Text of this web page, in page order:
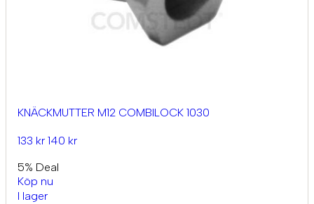
KNÄCKMUTTER M12 COMBILOCK 1030
133 kr 140 kr
5% Deal
Köp nu
I lager